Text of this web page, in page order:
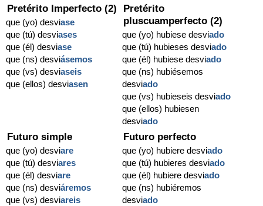
Pretérito Imperfecto (2)
que (yo) desviase
que (tú) desviases
que (él) desviase
que (ns) desviásemos
que (vs) desviaseis
que (ellos) desviasen
Pretérito
pluscuamperfecto (2)
que (yo) hubiese desviado
que (tú) hubieses desviado
que (él) hubiese desviado
que (ns) hubiésemos
desviado
que (vs) hubieseis desviado
que (ellos) hubiesen
desviado
Futuro simple
que (yo) desviare
que (tú) desviares
que (él) desviare
que (ns) desviáremos
que (vs) desviareis
Futuro perfecto
que (yo) hubiere desviado
que (tú) hubieres desviado
que (él) hubiere desviado
que (ns) hubiéremos
desviado